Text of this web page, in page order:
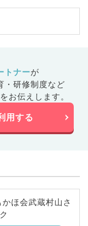
トナーが
・研修制度など
お伝えします。
用する
ほ会武蔵村山さ